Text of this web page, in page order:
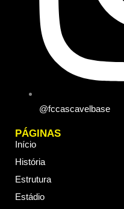
@fccascavelbase
PÁGINAS
Início
História
Estrutura
Estádio